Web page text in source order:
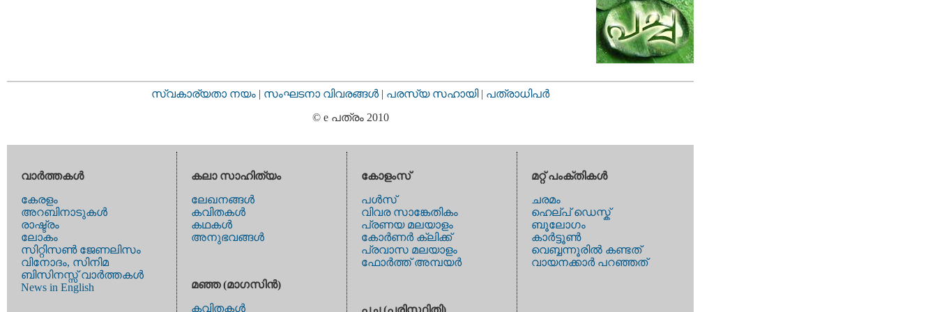
സ്വകാര്യതാ നയം | സംഘടനാ വിവരങ്ങള്‍ | പരസ്യ സഹായി | പത്രാധിപര്‍
© e പത്രം 2010
വാര്‍ത്തകള്‍
കേരളം
അറബിനാടുകള്‍
രാഷ്ട്രം
ലോകം
സിറ്റിസണ്‍ ജേണലിസം
വിനോദം, സിനിമ
ബിസിനസ്സ് വാര്‍ത്തകള്‍
News in English
കലാ സാഹിത്യം
ലേഖനങ്ങള്‍
കവിതകള്‍
കഥകള്‍
അനുഭവങ്ങള്‍
മഞ്ഞ (മാഗസിന്‍)
കവിതകള്‍
കോളംസ്
പള്‍സ്
വിവര സാങ്കേതികം
പ്രണയ മലയാളം
കോര്‍ണര്‍ ക്ലിക്ക്
പ്രവാസ മലയാളം
ഫോര്‍ത്ത് അമ്പയര്‍
പച്ച (പരിസ്ഥിതി)
മറ്റ് പംക്തികള്‍
ചരമം
ഹെല്പ് ഡെസ്ക്
ബൂലോഗം
കാര്‍ട്ടൂണ്‍
വെബ്ബന്നൂരില്‍ കണ്ടത്
വായനക്കാര്‍ പറഞ്ഞത്